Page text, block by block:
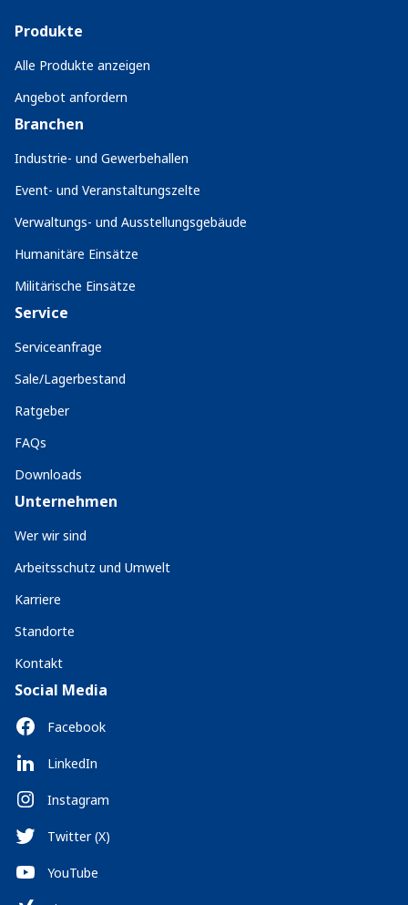
Produkte
Alle Produkte anzeigen
Angebot anfordern
Branchen
Industrie- und Gewerbehallen
Event- und Veranstaltungszelte
Verwaltungs- und Ausstellungsgebäude
Humanitäre Einsätze
Militärische Einsätze
Service
Serviceanfrage
Sale/Lagerbestand
Ratgeber
FAQs
Downloads
Unternehmen
Wer wir sind
Arbeitsschutz und Umwelt
Karriere
Standorte
Kontakt
Social Media
Facebook
LinkedIn
Instagram
Twitter (X)
YouTube